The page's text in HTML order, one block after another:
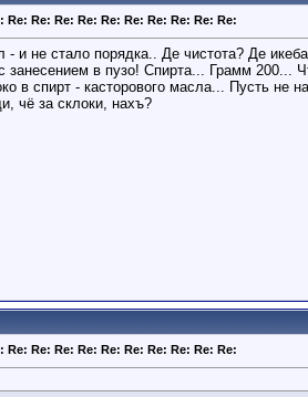
Re: Re: Re: Re: Re: Re: Re: Re: Re: Re:
и не стало порядка.. Де чистота? Де
занесением в пузо! Спирта... Грамм 200...
в спирт - касторового масла... Пусть не
чё за склоки, нахъ?
Re: Re: Re: Re: Re: Re: Re: Re: Re: Re: